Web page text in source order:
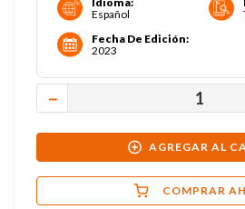
Español
Fecha De Edición:
2023
－
AGREGAR AL
COMPRAR